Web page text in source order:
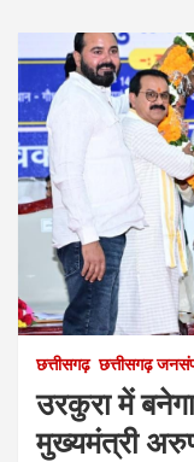
छत्तीसगढ़ छत्तीसगढ़
उरकुरा में
मुख्यमंत्री